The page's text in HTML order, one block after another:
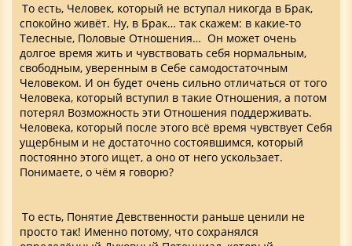
То есть, Человек, который не вступал никогда в Брак,
спокойно живёт. Ну, в Брак… так скажем: в какие-то
Телесные, Половые Отношения… Он может очень
долгое время жить и чувствовать себя нормальным,
свободным, уверенным в Себе самодостаточным
Человеком. И он будет очень сильно отличаться от того
Человека, который вступил в такие Отношения, а потом
потерял Возможность эти Отношения поддерживать.
Человека, который после этого всё время чувствует Себя
ущербным и не достаточно состоявшимся, который
постоянно этого ищет, а оно от него ускользает.
Понимаете, о чём я говорю?
То есть, Понятие Девственности раньше ценили не
просто так! Именно потому, что сохранялся